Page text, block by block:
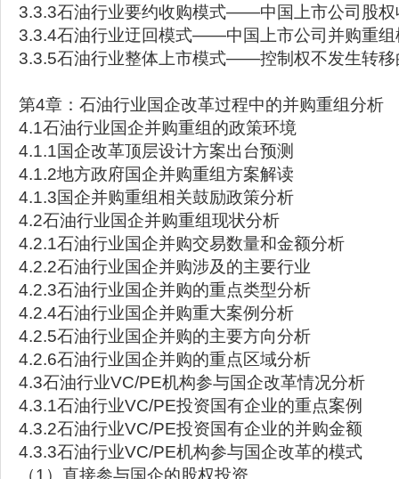
3.3.3石油行业要约收购模式——中国上市公司股权
3.3.4石油行业迂回模式——中国上市公司并购重组
3.3.5石油行业整体上市模式——控制权不发生转移
第4章：石油行业国企改革过程中的并购重组分析
4.1石油行业国企并购重组的政策环境
4.1.1国企改革顶层设计方案出台预测
4.1.2地方政府国企并购重组方案解读
4.1.3国企并购重组相关鼓励政策分析
4.2石油行业国企并购重组现状分析
4.2.1石油行业国企并购交易数量和金额分析
4.2.2石油行业国企并购涉及的主要行业
4.2.3石油行业国企并购的重点类型分析
4.2.4石油行业国企并购重大案例分析
4.2.5石油行业国企并购的主要方向分析
4.2.6石油行业国企并购的重点区域分析
4.3石油行业VC/PE机构参与国企改革情况分析
4.3.1石油行业VC/PE投资国有企业的重点案例
4.3.2石油行业VC/PE投资国有企业的并购金额
4.3.3石油行业VC/PE机构参与国企改革的模式
（1）直接参与国企的股权投资